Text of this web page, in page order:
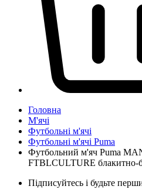
Головна
М'ячі
Футбольні м'ячі
Футбольні м'ячі Puma
Футбольний м'яч Puma
FTBLCULTURE блакитно-
Підписуйтесь і будьте